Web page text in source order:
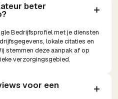
beter
Bedrijfsprofiel met je diensten
lokale citaties en
stemmen deze aanpak af op
verzorgingsgebied.
voor een